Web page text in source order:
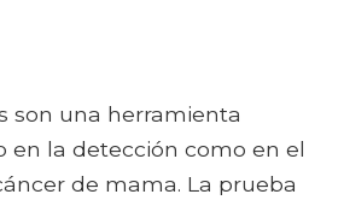
son una herramienta
la detección como en el
de mama. La prueba